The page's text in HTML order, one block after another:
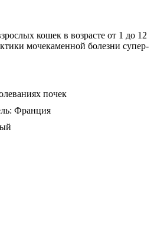
кошек в возрасте от 1 до 12
мочекаменной болезни супер-
почек
Франция